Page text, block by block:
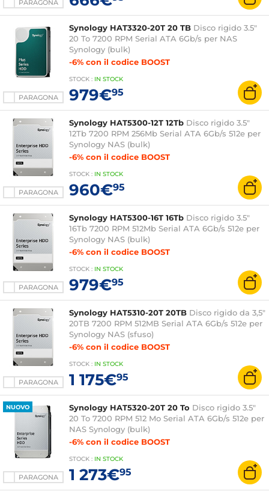
PARAGONA
PARAGONA
Synology HAT3320-20T 20 TB Disco rigido 3.5"
20 To 7200 RPM Serial ATA 6Gb/s per NAS
Synology (bulk)
-6% con il codice BOOST
STOCK : IN STOCK
979€95
PARAGONA
Synology HAT5300-12T 12Tb Disco rigido 3.5"
12Tb 7200 RPM 256Mb Serial ATA 6Gb/s 512e per
Synology NAS (bulk)
-6% con il codice BOOST
STOCK : IN STOCK
960€95
PARAGONA
Synology HAT5300-16T 16Tb Disco rigido 3.5"
16Tb 7200 RPM 512Mb Serial ATA 6Gb/s 512e per
Synology NAS (bulk)
-6% con il codice BOOST
STOCK : IN STOCK
979€95
PARAGONA
Synology HAT5310-20T 20TB Disco rigido da 3,5"
20TB 7200 RPM 512MB Serial ATA 6Gb/s 512e per
Synology NAS (sfuso)
-6% con il codice BOOST
STOCK : IN STOCK
1 175€95
NUOVO
PARAGONA
Synology HAT5320-20T 20 To Disco rigido 3.5"
20 To 7200 RPM 512 Mo Serial ATA 6Gb/s 512e per
NAS Synology (bulk)
-6% con il codice BOOST
STOCK : IN STOCK
1 273€95